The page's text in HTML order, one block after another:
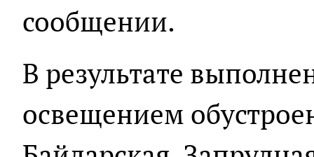
сообщении.
В результате
освещением